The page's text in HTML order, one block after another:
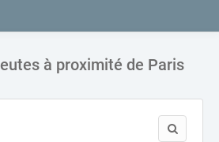
à proximité de Paris